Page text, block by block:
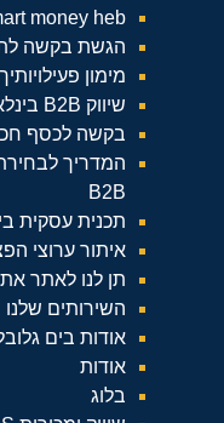
money heb
הגשת בקשה
מימון
שיווק B2B בינלאומי
בקשה לכסף
המדריך
B2B
תכנית עסקית
איתור ערוצי
תן לנו לאתר
השירותים שלנו
אודות בים
אודות
בלוג